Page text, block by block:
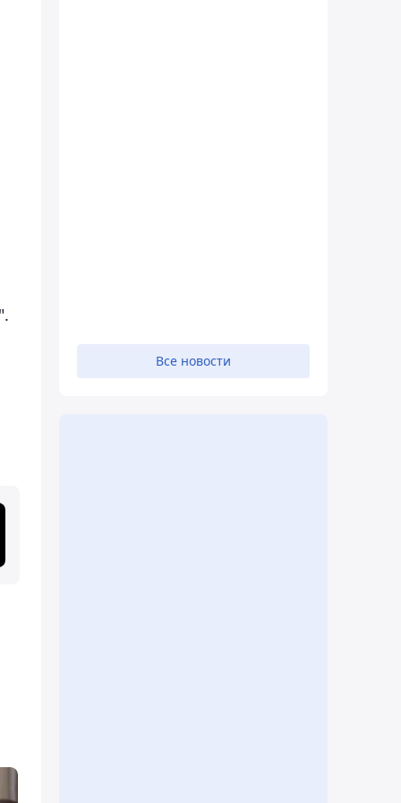
Все новости